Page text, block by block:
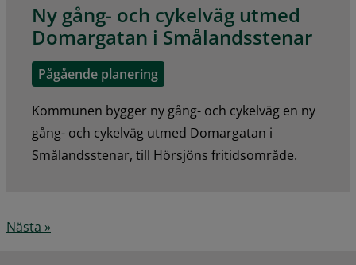
Ny gång- och cykelväg utmed
Domargatan i Smålandsstenar
Pågående planering
Kommunen bygger ny gång- och cykelväg en ny
gång- och cykelväg utmed Domargatan i
Smålandsstenar, till Hörsjöns fritidsområde.
Nästa »